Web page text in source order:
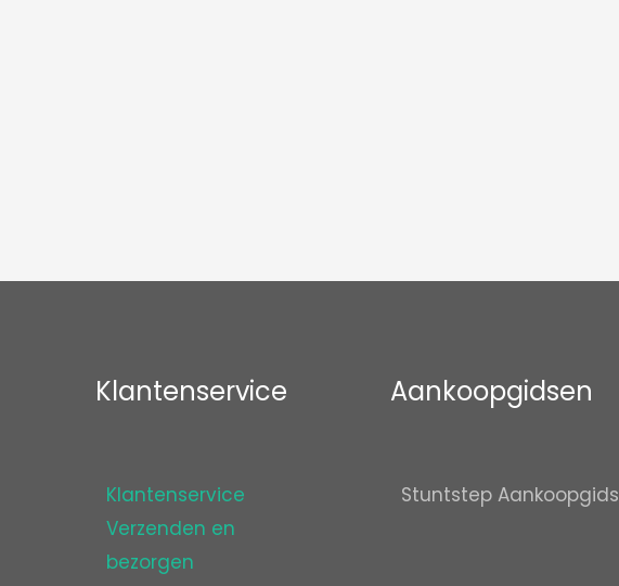
Klantenservice
Klantenservice
Verzenden en
bezorgen
Aankoopgidsen
Stuntstep Aankoopgids